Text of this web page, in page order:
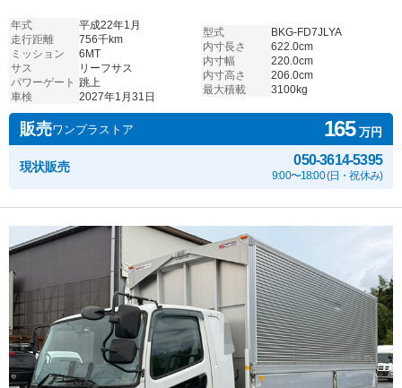
年式
平成22年1月
走行距離
756千km
ミッション
6MT
サス
リーフサス
パワーゲート 跳上
車検
2027年1月31日
型式
BKG-FD7JLYA
内寸長さ
622.0cm
内寸幅
220.0cm
内寸高さ
206.0cm
最大積載
3100kg
販売ワンプラストア 165万円
現状販売 050-3614-5395
9:00〜18:00 (日・祝休み)